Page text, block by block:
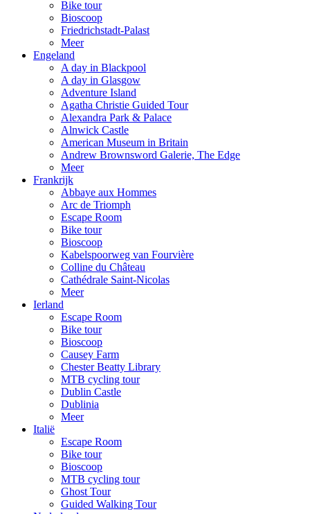
Bike tour
Bioscoop
Friedrichstadt-Palast
Meer
Engeland
A day in Blackpool
A day in Glasgow
Adventure Island
Agatha Christie Guided Tour
Alexandra Park & Palace
Alnwick Castle
American Museum in Britain
Andrew Brownsword Galerie, The Edge
Meer
Frankrijk
Abbaye aux Hommes
Arc de Triomph
Escape Room
Bike tour
Bioscoop
Kabelspoorweg van Fourvière
Colline du Château
Cathédrale Saint-Nicolas
Meer
Ierland
Escape Room
Bike tour
Bioscoop
Causey Farm
Chester Beatty Library
MTB cycling tour
Dublin Castle
Dublinia
Meer
Italië
Escape Room
Bike tour
Bioscoop
MTB cycling tour
Ghost Tour
Guided Walking Tour